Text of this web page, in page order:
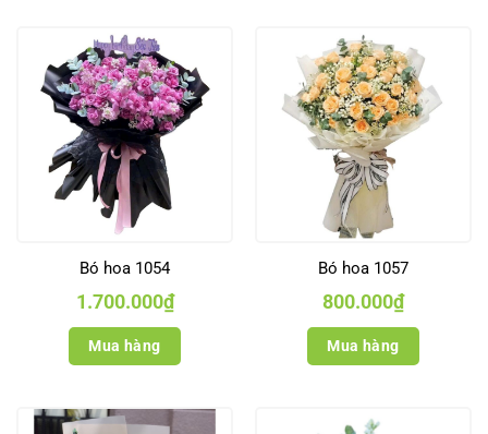
Bó hoa 1054
1.700.000₫
Mua hàng
Bó hoa 1057
800.000₫
Mua hàng